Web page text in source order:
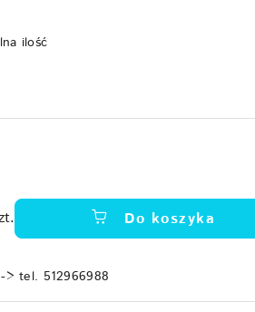
ilość
Do koszyka
tel. 512966988